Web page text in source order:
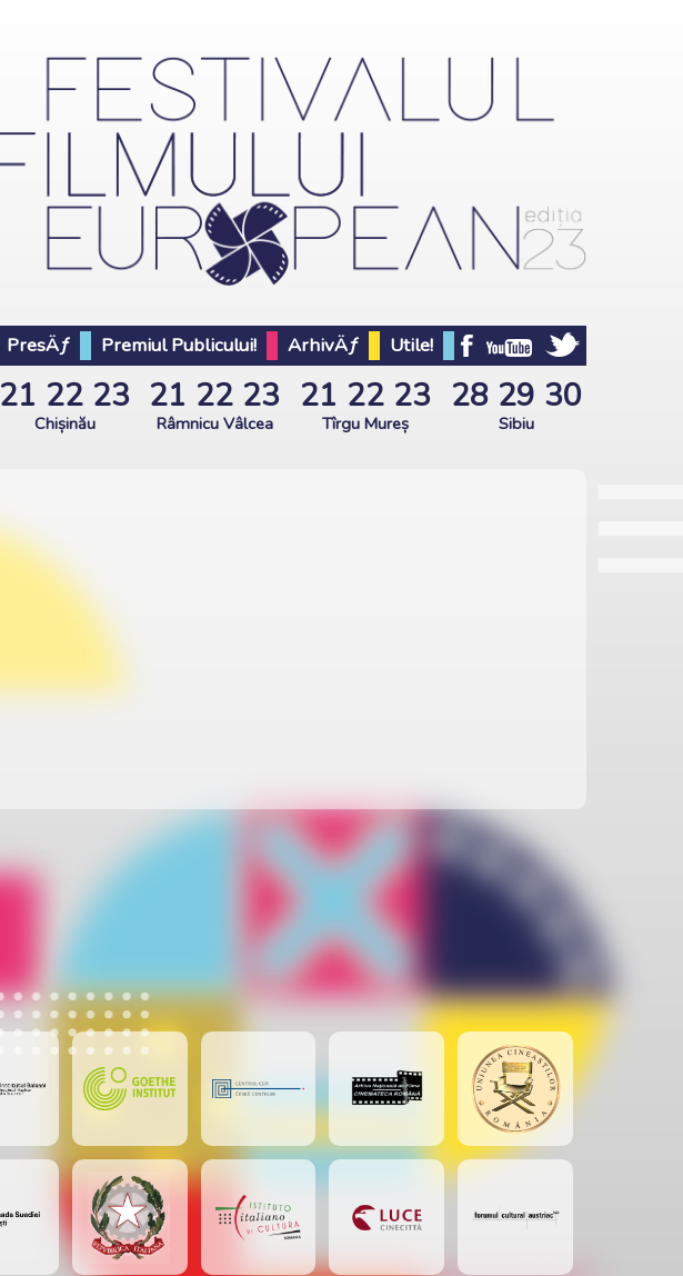
PresÄƒ Premiul Publicului! ArhivÄƒ Utile!
21 22 23 21 22 23 21 22 23 28 29 30
Chișinău Râmnicu Vâlcea Tîrgu Mureș Sibiu